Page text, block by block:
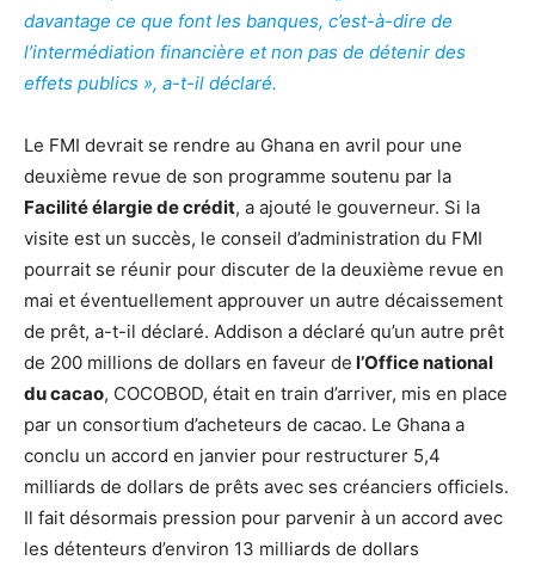
davantage ce que font les banques, c’est-à-dire de
l’intermédiation financière et non pas de détenir des
effets publics », a-t-il déclaré.
Le FMI devrait se rendre au Ghana en avril pour une
deuxième revue de son programme soutenu par la
Facilité élargie de crédit, a ajouté le gouverneur. Si la
visite est un succès, le conseil d’administration du FMI
pourrait se réunir pour discuter de la deuxième revue en
mai et éventuellement approuver un autre décaissement
de prêt, a-t-il déclaré. Addison a déclaré qu’un autre prêt
de 200 millions de dollars en faveur de l’Office national
du cacao, COCOBOD, était en train d’arriver, mis en place
par un consortium d’acheteurs de cacao. Le Ghana a
conclu un accord en janvier pour restructurer 5,4
milliards de dollars de prêts avec ses créanciers officiels.
Il fait désormais pression pour parvenir à un accord avec
les détenteurs d’environ 13 milliards de dollars